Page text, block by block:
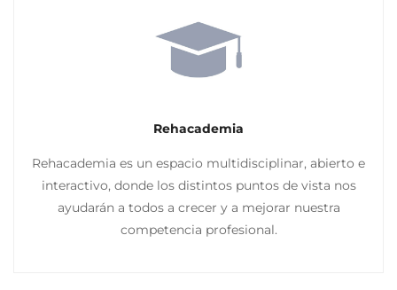
Rehacademia
Rehacademia es un espacio multidisciplinar, abierto e
interactivo, donde los distintos puntos de vista nos
ayudarán a todos a crecer y a mejorar nuestra
competencia profesional.